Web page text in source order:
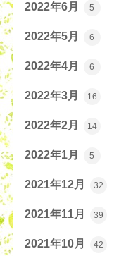
2022年6月 5
2022年5月 6
2022年4月 6
2022年3月 16
2022年2月 14
2022年1月 5
2021年12月 32
2021年11月 39
2021年10月 42